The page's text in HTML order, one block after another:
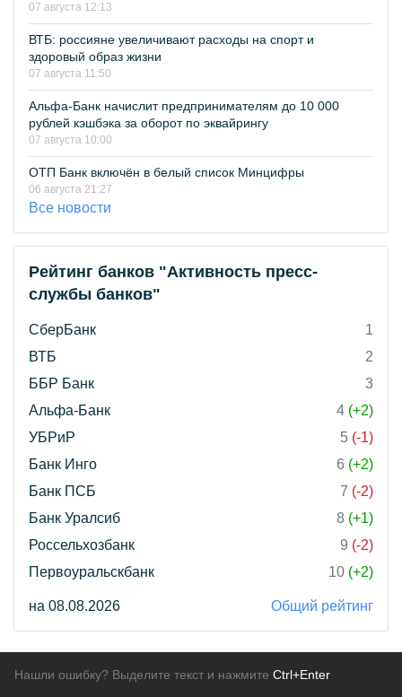
07 августа 12:13
ВТБ: россияне увеличивают расходы на спорт и
здоровый образ жизни
07 августа 11:50
Альфа-Банк начислит предпринимателям до 10 000
рублей кэшбэка за оборот по эквайрингу
07 августа 10:00
ОТП Банк включён в белый список Минцифры
06 августа 21:27
Все новости
Рейтинг банков "Активность пресс-
службы банков"
СберБанк
1
ВТБ
2
ББР Банк
3
Альфа-Банк
4 (+2)
УБРиР
5 (-1)
Банк Инго
6 (+2)
Банк ПСБ
7 (-2)
Банк Уралсиб
8 (+1)
Россельхозбанк
9 (-2)
Первоуральскбанк
10 (+2)
на 08.08.2026 Общий рейтинг
Нашли ошибку? Выделите текст и нажмите Ctrl+Enter